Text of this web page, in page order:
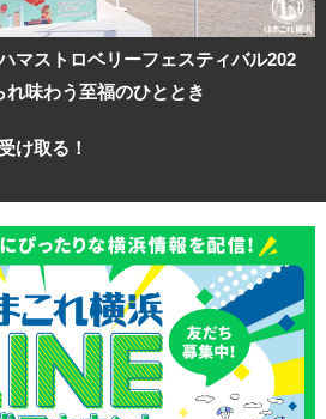
マストロベリーフェスティバル202
味わう至福のひととき
け取る！